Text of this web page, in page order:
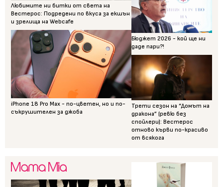
Любимите ни битки от света на
Вестерос: Подредени по вкуса за екшън
и зрелища на Webcafe
iPhone 18 Pro Max - по-цветен, но и по-
съкрушителен за джоба
Бюджет 2026 - кой ще ни
даде пари?!
Трети сезон на “Домът на
дракона” (ревю без
спойлери): Вестерос
отново кърви по-красиво
от всякога